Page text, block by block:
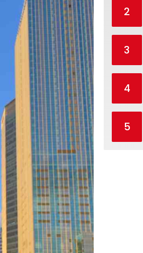
2
3
4
5